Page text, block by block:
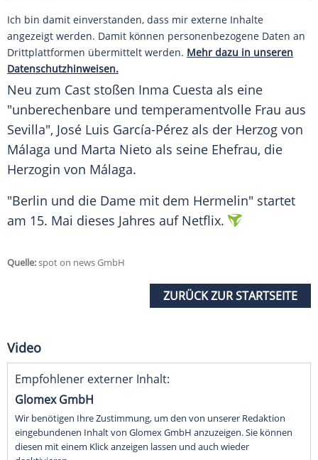
Ich bin damit einverstanden, dass mir externe Inhalte
angezeigt werden. Damit können personenbezogene Daten an
Drittplattformen übermittelt werden. Mehr dazu in unseren
Datenschutzhinweisen.
Neu zum Cast stoßen Inma Cuesta als eine
"unberechenbare und temperamentvolle Frau aus
Sevilla", José Luis García-Pérez als der Herzog von
Málaga und Marta Nieto als seine Ehefrau, die
Herzogin von Málaga.
"Berlin und die Dame mit dem Hermelin" startet
am 15. Mai dieses Jahres auf Netflix.
Quelle:spot on news GmbH
ZURÜCK ZUR STARTSEITE
Video
Empfohlener externer Inhalt:
Glomex GmbH
Wir benötigen Ihre Zustimmung, um den von unserer Redaktion
eingebundenen Inhalt von Glomex GmbH anzuzeigen. Sie können
diesen mit einem Klick anzeigen lassen und auch wieder